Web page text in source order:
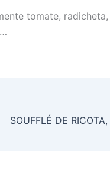
tomate,